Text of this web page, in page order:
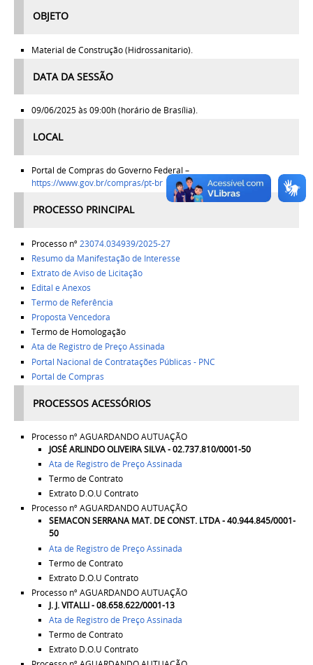
OBJETO
Material de Construção (Hidrossanitario).
DATA DA SESSÃO
09/06/2025 às 09:00h (horário de Brasília).
LOCAL
Portal de Compras do Governo Federal –
https://www.gov.br/compras/pt-br
PROCESSO PRINCIPAL
Processo nº 23074.034939/2025-27
Resumo da Manifestação de Interesse
Extrato de Aviso de Licitação
Edital e Anexos
Termo de Referência
Proposta Vencedora
Termo de Homologação
Ata de Registro de Preço Assinada
Portal Nacional de Contratações Públicas - PNC
Portal de Compras
PROCESSOS ACESSÓRIOS
Processo nº AGUARDANDO AUTUAÇÃO
JOSÉ ARLINDO OLIVEIRA SILVA - 02.737.810/0001-50
Ata de Registro de Preço Assinada
Termo de Contrato
Extrato D.O.U Contrato
Processo nº AGUARDANDO AUTUAÇÃO
SEMACON SERRANA MAT. DE CONST. LTDA - 40.944.845/0001-
50
Ata de Registro de Preço Assinada
Termo de Contrato
Extrato D.O.U Contrato
Processo nº AGUARDANDO AUTUAÇÃO
J. J. VITALLI - 08.658.622/0001-13
Ata de Registro de Preço Assinada
Termo de Contrato
Extrato D.O.U Contrato